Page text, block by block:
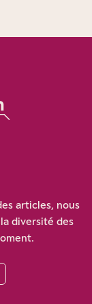
articles, nous
diversité des